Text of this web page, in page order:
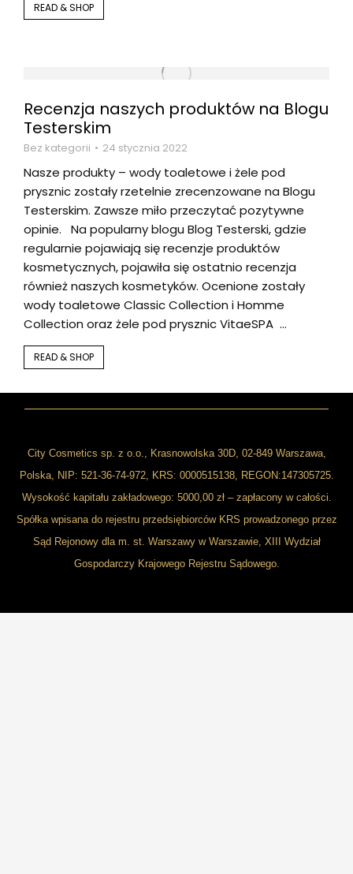
READ & SHOP
Recenzja naszych produktów na Blogu
Testerskim
Bez kategorii 24 stycznia 2022
Nasze produkty – wody toaletowe i żele pod
prysznic zostały rzetelnie zrecenzowane na Blogu
Testerskim. Zawsze miło przeczytać pozytywne
opinie. Na popularny blogu Blog Testerski, gdzie
regularnie pojawiają się recenzje produktów
kosmetycznych, pojawiła się ostatnio recenzja
również naszych kosmetyków. Ocenione zostały
wody toaletowe Classic Collection i Homme
Collection oraz żele pod prysznic VitaeSPA …
READ & SHOP
City Cosmetics sp. z o.o., Krasnowolska 30D, 02-849 Warszawa,
Polska, NIP: 521-36-74-972, KRS: 0000515138, REGON:147305725.
Wysokość kapitału zakładowego: 5000,00 zł – zapłacony w całości.
Spółka wpisana do rejestru przedsiębiorców KRS prowadzonego przez
Sąd Rejonowy dla m. st. Warszawy w Warszawie, XIII Wydział
Gospodarczy Krajowego Rejestru Sądowego.